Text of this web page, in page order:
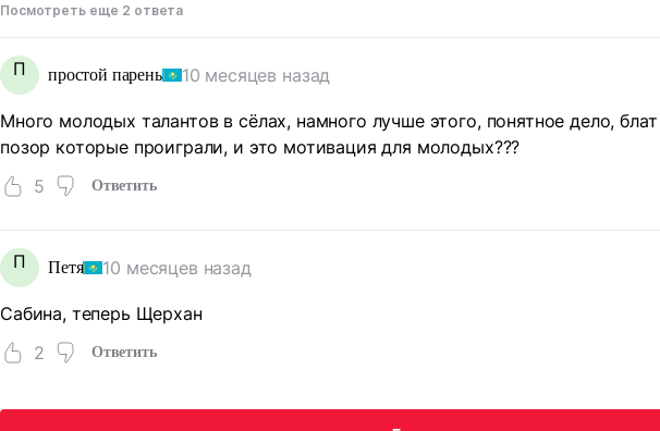
Посмотреть еще 2 ответа
П простой парень 10 месяцев назад
Много молодых талантов в сёлах, намного лучше этого, понятное дело,
позор которые проиграли, и это мотивация для молодых???
5
Ответить
П Петя 10 месяцев назад
Сабина, теперь Щерхан
2
Ответить